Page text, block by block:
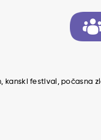
kanski festival počasna